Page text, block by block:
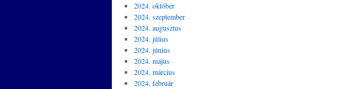
2024. október
2024. szeptember
2024. augusztus
2024. július
2024. június
2024. május
2024. március
2024. február